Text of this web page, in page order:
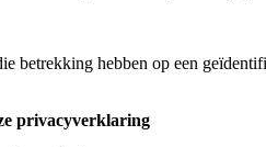
betrekking hebben op een
privacyverklaring